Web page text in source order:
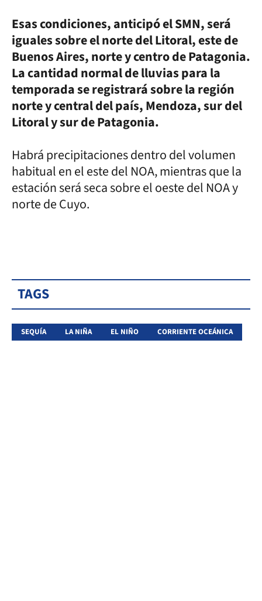
Esas condiciones, anticipó el SMN, será
iguales sobre el norte del Litoral, este de
Buenos Aires, norte y centro de Patagonia.
La cantidad normal de lluvias para la
temporada se registrará sobre la región
norte y central del país, Mendoza, sur del
Litoral y sur de Patagonia.
Habrá precipitaciones dentro del volumen
habitual en el este del NOA, mientras que la
estación será seca sobre el oeste del NOA y
norte de Cuyo.
TAGS
SEQUÍA LA NIÑA EL NIÑO CORRIENTE OCEÁNICA